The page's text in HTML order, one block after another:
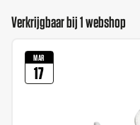
Verkrijgbaar bij 1 webshop
MAR
17